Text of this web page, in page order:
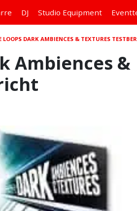
DJ Studio Equipment
LOOPS DARK AMBIENCES & TEXTURES
Ambiences &